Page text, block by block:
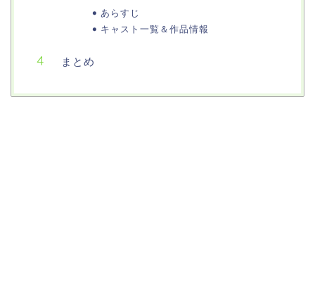
あらすじ
キャスト一覧＆作品情報
まとめ